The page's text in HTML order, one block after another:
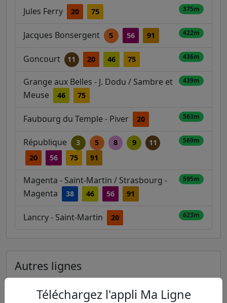
Jules Ferry 20 75 375m
Jacques Bonsergent 5 56 91 422m
Goncourt 11 20 46 75 436m
Grange aux Belles - J. Dodu / Sambre et
Meuse
46 75
439m
Faubourg du Temple - Piver 20 563m
République 3 5 8 9
11
20
56 75 91
569m
Magenta - Saint-Martin / Strasbourg -
Magenta
38 46 56 91
595m
Lancry - Saint-Martin 20 623m
Autres lignes
Téléchargez l'appli Ma Ligne